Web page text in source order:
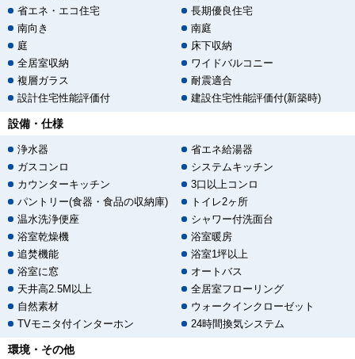
省エネ・エコ住宅
長期優良住宅
南向き
南庭
庭
床下収納
全居室収納
ワイドバルコニー
複層ガラス
耐震適合
設計住宅性能評価付
建設住宅性能評価付(新築時)
設備・仕様
浄水器
省エネ給湯器
ガスコンロ
システムキッチン
カウンターキッチン
3口以上コンロ
パントリー(食器・食品の収納庫)
トイレ2ヶ所
温水洗浄便座
シャワー付洗面台
浴室乾燥機
浴室暖房
追焚機能
浴室1坪以上
浴室に窓
オートバス
天井高2.5M以上
全居室フローリング
自然素材
ウォークインクローゼット
TVモニタ付インターホン
24時間換気システム
環境・その他